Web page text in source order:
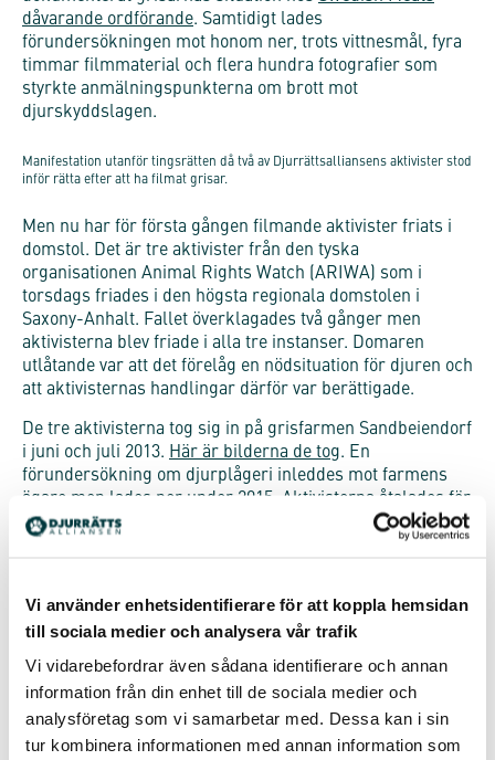
Vi använder enhetsidentifierare för att koppla hemsidan
till sociala medier och analysera vår trafik
Vi vidarebefordrar även sådana identifierare och annan
information från din enhet till de sociala medier och
analysföretag som vi samarbetar med. Dessa kan i sin
tur kombinera informationen med annan information som
dåvarande ordförande. Samtidigt lades
förundersökningen mot honom ner, trots vittnesmål, fyra
timmar filmmaterial och flera hundra fotografier som
styrkte anmälningspunkterna om brott mot
djurskyddslagen.
Manifestation utanför tingsrätten då två av Djurrättsalliansens aktivister stod
inför rätta efter att ha filmat grisar.
Men nu har för första gången filmande aktivister friats i
domstol. Det är tre aktivister från den tyska
organisationen Animal Rights Watch (ARIWA) som i
torsdags friades i den högsta regionala domstolen i
Saxony-Anhalt. Fallet överklagades två gånger men
aktivisterna blev friade i alla tre instanser. Domaren
utlåtande var att det förelåg en nödsituation för djuren och
att aktivisternas handlingar därför var berättigade.
De tre aktivisterna tog sig in på grisfarmen Sandbeiendorf
i juni och juli 2013. Här är bilderna de tog. En
förundersökning om djurplågeri inleddes mot farmens
ägare men lades ner under 2015. Aktivisterna åtalades för
olaga intrång men hänvisade till nödvärn, vilket de alltså
svenska djurindustrier, djurfabriker och slakterier. Vi
anser att det är nödvändigt och viktigt att allmänheten
med egna ögon får se hur djuren inom djurindustrierna
Se vår dokumentation från hundratals svenska
grisfabriker på sidan Ett liv som gris. PåDjurfabriken
kan du se Djurrättsalliansens material från svenska